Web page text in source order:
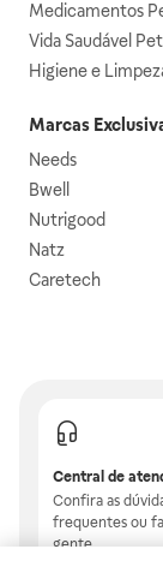
Medicamentos
Vida Saudável Pet
Higiene e
Marcas
Needs
Bwell
Nutrigood
Natz
Caretech
Central de
Confira as
frequentes ou
gente.